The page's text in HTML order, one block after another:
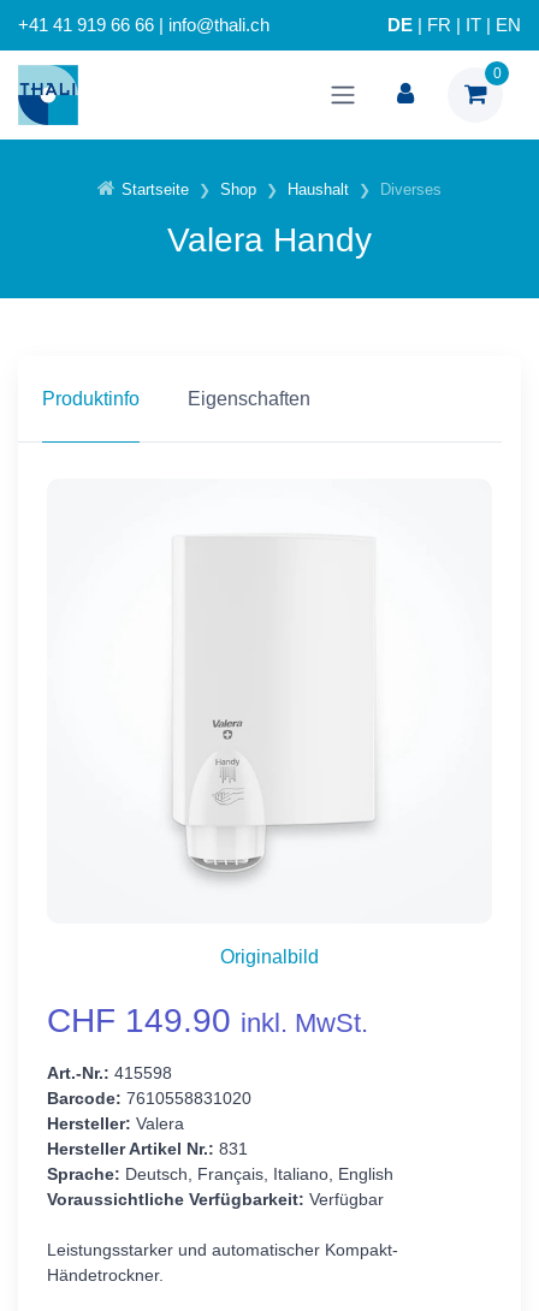
+41 41 919 66 66 | info@thali.ch DE FR IT EN
0
Startseite Shop Haushalt Diverses
Valera Handy
Produktinfo Eigenschaften
Originalbild
CHF 149.90 inkl. MwSt.
Art.-Nr.: 415598
Barcode: 7610558831020
Hersteller: Valera
Hersteller Artikel Nr.: 831
Sprache: Deutsch, Français, Italiano, English
Voraussichtliche Verfügbarkeit: Verfügbar
Leistungsstarker und automatischer Kompakt-
Händetrockner.